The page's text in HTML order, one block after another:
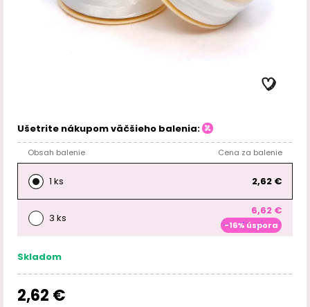
Ušetrite nákupom väčšieho balenia:
Obsah balenie Cena za balenie
1 ks 2,62 €
3 ks
6,62 €
-16% úspora
Skladom
2,62 €